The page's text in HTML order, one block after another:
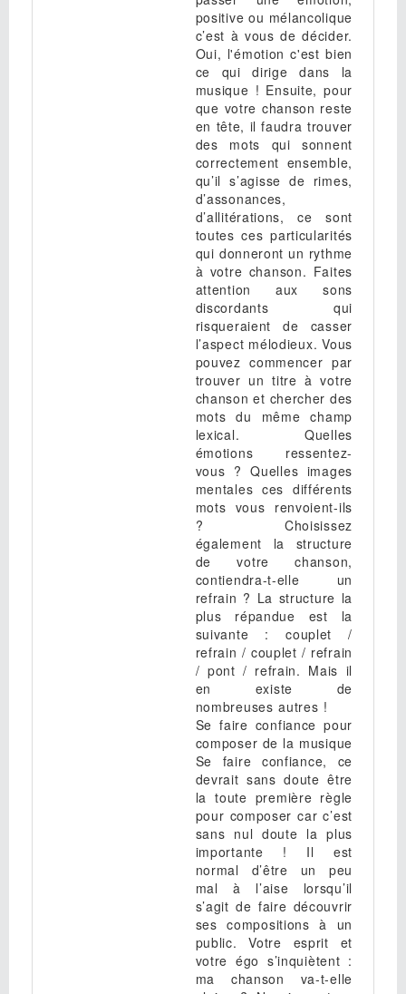
positive ou mélancolique
c’est à vous de décider.
Oui, l'émotion c'est bien
ce qui dirige dans la
musique ! Ensuite, pour
que votre chanson reste
en tête, il faudra trouver
des mots qui sonnent
correctement ensemble,
qu’il s’agisse de rimes,
d’assonances,
d’allitérations, ce sont
toutes ces particularités
qui donneront un rythme
à votre chanson. Faites
attention aux sons
discordants qui
risqueraient de casser
l’aspect mélodieux. Vous
pouvez commencer par
trouver un titre à votre
chanson et chercher des
mots du même champ
lexical. Quelles
émotions ressentez-
vous ? Quelles images
mentales ces différents
mots vous renvoient-ils
? Choisissez
également la structure
de votre chanson,
contiendra-t-elle un
refrain ? La structure la
plus répandue est la
suivante : couplet /
refrain / couplet / refrain
/ pont / refrain. Mais il
en existe de
nombreuses autres !
Se faire confiance pour
composer de la musique
Se faire confiance, ce
devrait sans doute être
la toute première règle
pour composer car c’est
sans nul doute la plus
importante ! Il est
normal d’être un peu
mal à l’aise lorsqu’il
s’agit de faire découvrir
ses compositions à un
public. Votre esprit et
votre égo s’inquiètent :
ma chanson va-t-elle